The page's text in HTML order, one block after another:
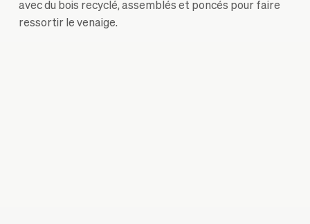
avec du bois recyclé, assemblés et poncés pour faire
ressortir le venaige.